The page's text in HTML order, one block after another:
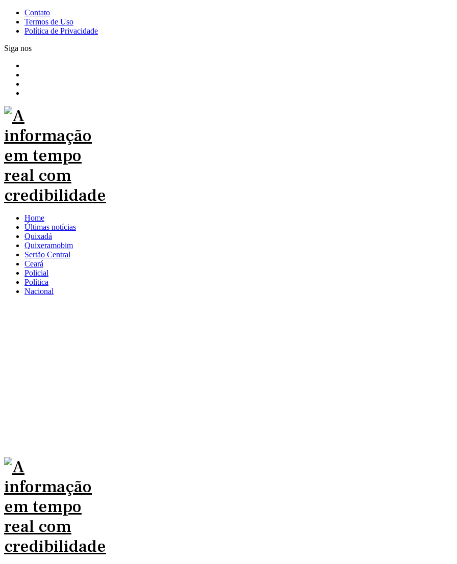
Contato
Termos de Uso
Política de Privacidade
Siga nos
Home
Últimas notícias
Quixadá
Quixeramobim
Sertão Central
Ceará
Policial
Política
Nacional